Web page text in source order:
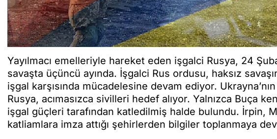
Yayılmacı emelleriyle hareket eden işgalci Rusya, 24
savaşta üçüncü ayında. İşgalci Rus ordusu, haksız
işgal karşısında mücadelesine devam ediyor.
Rusya, acımasızca sivilleri hedef alıyor. Yalnızca Buça
işgal güçleri tarafından katledilmiş halde bulundu. İrpin,
katliamlara imza attığı şehirlerden bilgiler toplanmaya